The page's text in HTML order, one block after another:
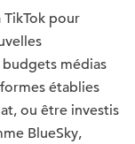
pour
médias
établies
ou être investis
BlueSky,